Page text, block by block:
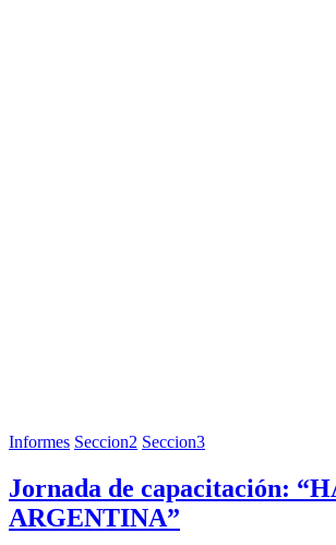
Informes Seccion2 Seccion3
Jornada de capacitación:
ARGENTINA”